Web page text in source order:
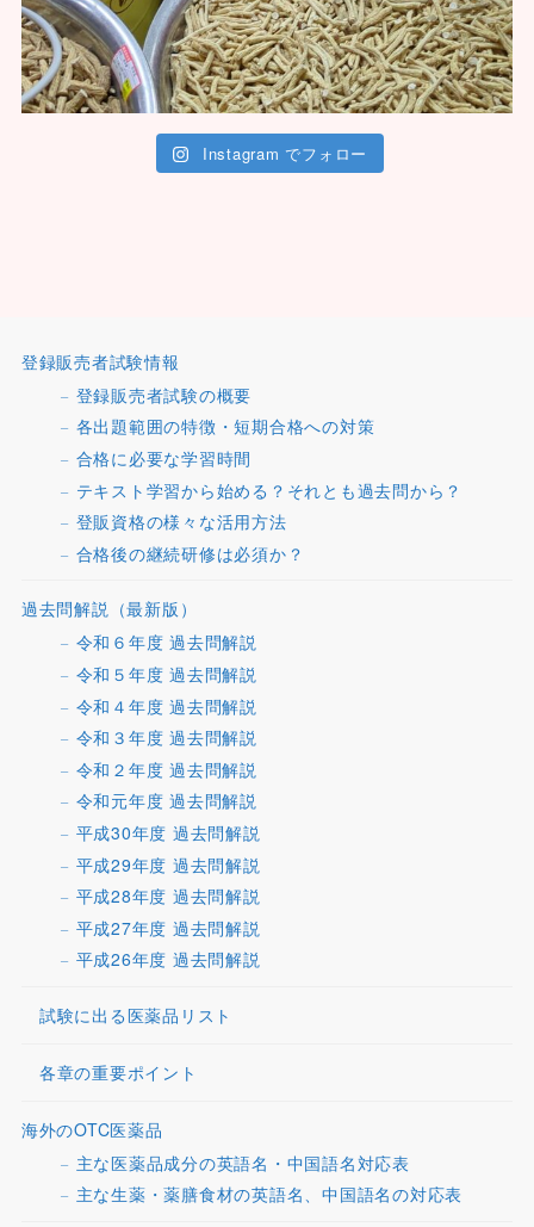
Instagram でフォロー
登録販売者試験情報
登録販売者試験の概要
各出題範囲の特徴・短期合格への対策
合格に必要な学習時間
テキスト学習から始める？それとも過去問から？
登販資格の様々な活用方法
合格後の継続研修は必須か？
過去問解説（最新版）
令和６年度 過去問解説
令和５年度 過去問解説
令和４年度 過去問解説
令和３年度 過去問解説
令和２年度 過去問解説
令和元年度 過去問解説
平成30年度 過去問解説
平成29年度 過去問解説
平成28年度 過去問解説
平成27年度 過去問解説
平成26年度 過去問解説
試験に出る医薬品リスト
各章の重要ポイント
海外のOTC医薬品
主な医薬品成分の英語名・中国語名対応表
主な生薬・薬膳食材の英語名、中国語名の対応表